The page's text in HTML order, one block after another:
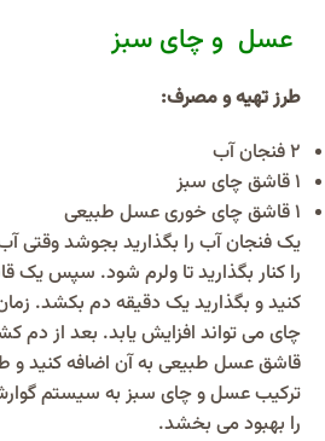
عسل و چای سبز
طرز تهیه و مصرف:
2 فنجان آب
1 قاشق چای سبز
1 قاشق چای خوری عسل طبیعی
را کنار بگذارید تا ولرم شود. سپس یک
کنید و بگذارید یک دقیقه دم بکشد.
چای می تواند افزایش یابد. بعد از دم
قاشق عسل طبیعی به آن اضافه کنید و
ترکیب عسل و چای سبز به سیستم
را بهبود می بخشد.